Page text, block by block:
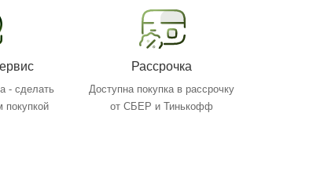
- сделать
покупкой
Рассрочка
Доступна покупка в рассрочку
от СБЕР и Тинькофф